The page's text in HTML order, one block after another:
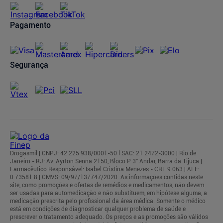
Pagamento
Segurança
Drogasmil | CNPJ: 42.225.938/0001-50 l SAC: 21 2472-3000 | Rio de
Janeiro - RJ: Av. Ayrton Senna 2150, Bloco P 3° Andar, Barra da Tijuca |
Farmacêutico Responsável: Isabel Cristina Menezes - CRF 9.063 | AFE:
0.73581.8 | CMVS: 09/97/137747/2020. As informações contidas neste
site, como promoções e ofertas de remédios e medicamentos, não devem
ser usadas para automedicação e não substituem, em hipótese alguma, a
medicação prescrita pelo profissional da área médica. Somente o médico
está em condições de diagnosticar qualquer problema de saúde e
prescrever o tratamento adequado. Os preços e as promoções são válidos